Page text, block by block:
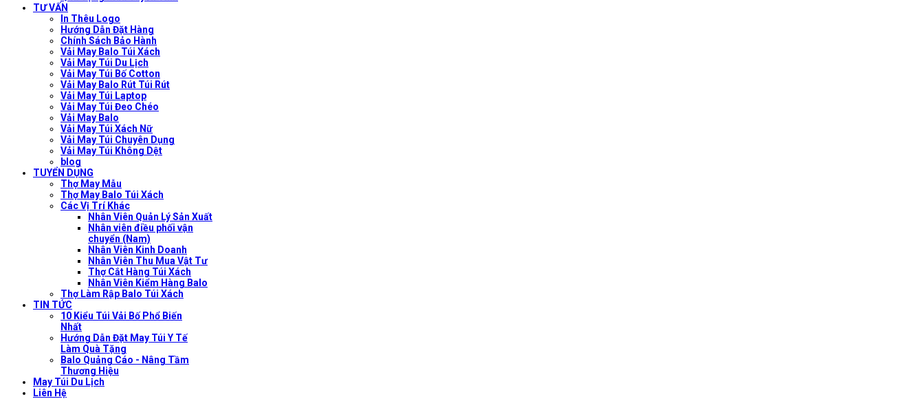
TƯ VẤN
In Thêu Logo
Hướng Dẫn Đặt Hàng
Chính Sách Bảo Hành
Vải May Balo Túi Xách
Vải May Túi Du Lịch
Vải May Túi Bố Cotton
Vải May Balo Rút Túi Rút
Vải May Túi Laptop
Vải May Túi Đeo Chéo
Vải May Balo
Vải May Túi Xách Nữ
Vải May Túi Chuyên Dụng
Vải May Túi Không Dệt
blog
TUYỂN DỤNG
Thợ May Mẫu
Thợ May Balo Túi Xách
Các Vị Trí Khác
Nhân Viên Quản Lý Sản Xuất
Nhân viên điều phối vận
chuyển (Nam)
Nhân Viên Kinh Doanh
Nhân Viên Thu Mua Vật Tư
Thợ Cắt Hàng Túi Xách
Nhân Viên Kiểm Hàng Balo
Thợ Làm Rập Balo Túi Xách
TIN TỨC
10 Kiểu Túi Vải Bố Phổ Biến
Nhất
Hướng Dẫn Đặt May Túi Y Tế
Làm Quà Tặng
Balo Quảng Cáo - Nâng Tầm
Thương Hiệu
May Túi Du Lịch
Liên Hệ